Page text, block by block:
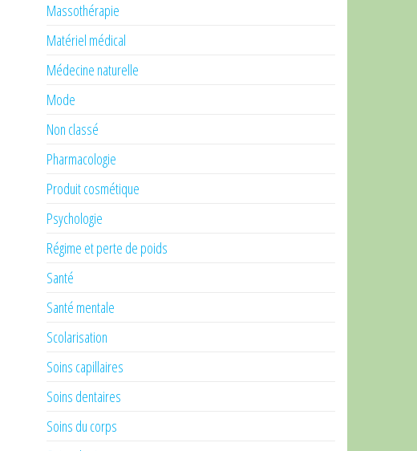
Massothérapie
Matériel médical
Médecine naturelle
Mode
Non classé
Pharmacologie
Produit cosmétique
Psychologie
Régime et perte de poids
Santé
Santé mentale
Scolarisation
Soins capillaires
Soins dentaires
Soins du corps